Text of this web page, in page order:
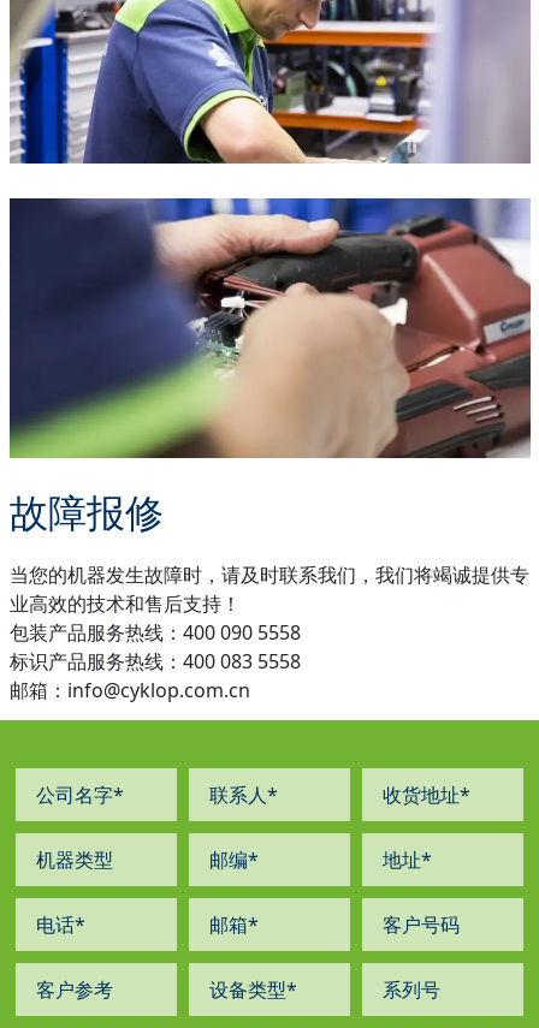
故障报修
当您的机器发生故障时，请及时联系我们，我们将竭诚提供专
业高效的技术和售后支持！
包装产品服务热线：400 090 5558
标识产品服务热线：400 083 5558
邮箱：info@cyklop.com.cn